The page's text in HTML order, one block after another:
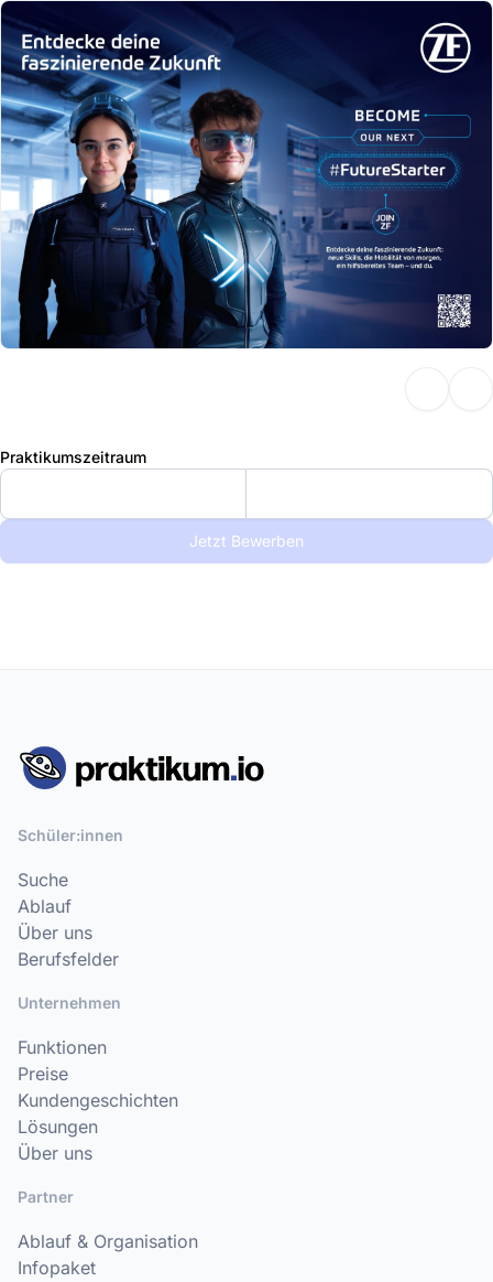
Praktikumszeitraum
Jetzt Bewerben
Schüler:innen
Suche
Ablauf
Über uns
Berufsfelder
Unternehmen
Funktionen
Preise
Kundengeschichten
Lösungen
Über uns
Partner
Ablauf & Organisation
Infopaket